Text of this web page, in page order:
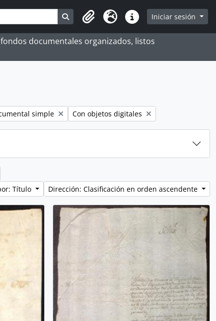
Search in browse page
Portapapeles
Idioma Enlaces rápidos
Iniciar sesión
documentales organizados, listos
simple Remove filter:
Con objetos digitales
Título
Dirección: Clasificación en orden ascendente